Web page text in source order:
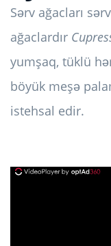
Sərv ağacları
ağaclardır
yumşaq, tüklü
böyük meşə
istehsal edir.